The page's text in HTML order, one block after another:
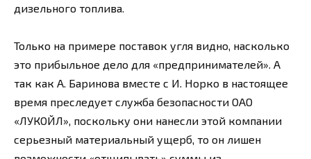
дизельного топлива.
Только на примере поставок угля видно, насколько
это прибыльное дело для «предпринимателей». А
так как А. Баринова вместе с И. Норко в настоящее
время преследует служба безопасности ОАО
«ЛУКОЙЛ», поскольку они нанесли этой компании
серьезный материальный ущерб, то он лишен